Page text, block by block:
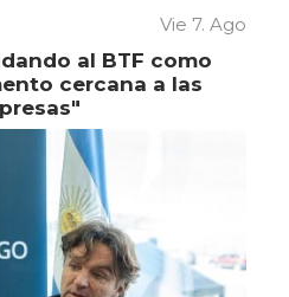
Vie 7. Ago
al BTF como
cercana a las